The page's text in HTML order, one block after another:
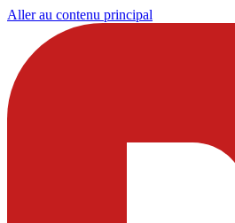
Aller au contenu principal